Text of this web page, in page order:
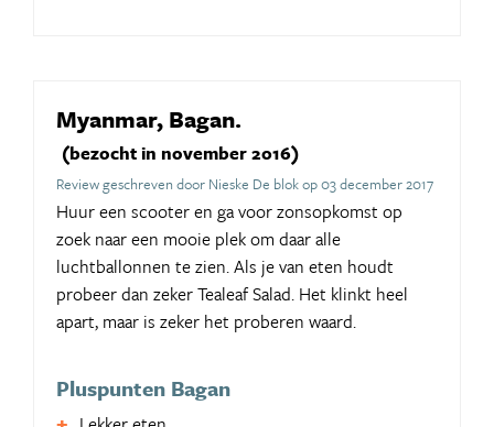
Myanmar, Bagan.
(bezocht in november 2016)
Review geschreven door Nieske De blok op 03 december 2017
Huur een scooter en ga voor zonsopkomst op
zoek naar een mooie plek om daar alle
luchtballonnen te zien. Als je van eten houdt
probeer dan zeker Tealeaf Salad. Het klinkt heel
apart, maar is zeker het proberen waard.
Pluspunten Bagan